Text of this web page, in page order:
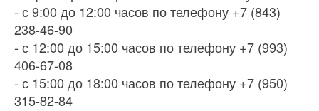
- с 9:00 до 12:00 часов по телефону +7 (843)
238-46-90
- с 12:00 до 15:00 часов по телефону +7 (993)
406-67-08
- с 15:00 до 18:00 часов по телефону +7 (950)
315-82-84